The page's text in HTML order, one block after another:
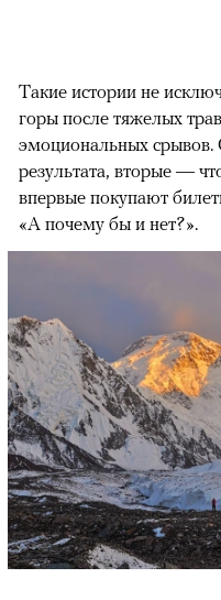
Такие истории не
горы после тяжелых
эмоциональных
результата, вторые —
впервые покупают
«А почему бы и нет?».